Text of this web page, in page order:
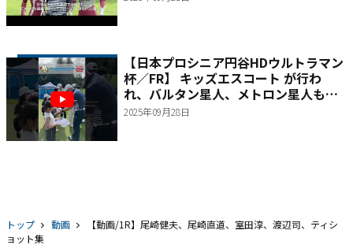
【日本プロシニア円谷HDウルトラマン
杯／FR】 キッズエスコート が行わ
れ、バルタン星人、メトロン星人も交
えて記念撮影
2025年09月28日
トップ 動画
【動画/1R】尾崎健夫、尾崎直道、室田淳、渡辺司、ティシ
ョット集